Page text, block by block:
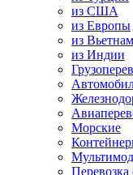
из США
из Европы
из
из Индии
Морские
Перевозка